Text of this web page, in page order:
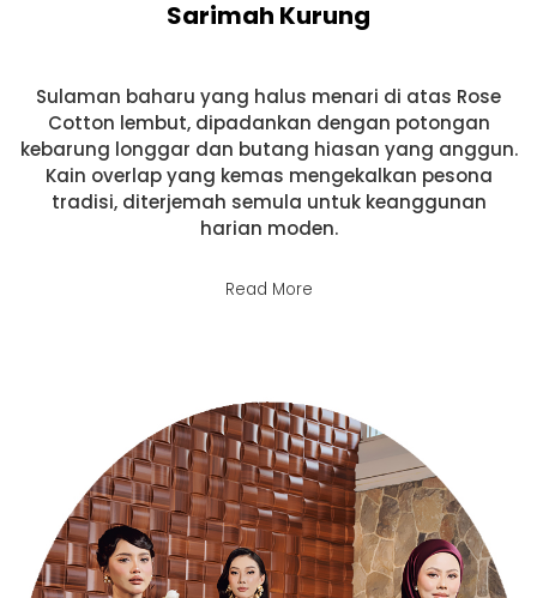
Sarimah Kurung
Sulaman baharu yang halus menari di atas Rose
Cotton lembut, dipadankan dengan potongan
kebarung longgar dan butang hiasan yang anggun.
Kain overlap yang kemas mengekalkan pesona
tradisi, diterjemah semula untuk keanggunan
harian moden.
Read More